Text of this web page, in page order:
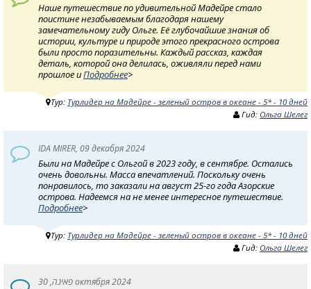
Наше путешествие по удивительной Мадейре стало
поистине незабываемым благодаря нашему
замечательному гиду Ольге. Её глубочайшие знания об
истории, культуре и природе этого прекрасного острова
были просто поразительны. Каждый рассказ, каждая
деталь, которой она делилась, оживляли перед нами
прошлое иПодробнее>
Тур: Турлидер на Мадейре - зеленый остров в океане - 5* - 10 дней
Гид: Ольга Шелег
IDA MIRER, 09 декабря 2024
Были на Мадейре с Ольгой в 2023 году, в сентябре. Остались
очень довольны. Масса впечатлений. Поскольку очень
понравилось, то заказали на август 25-го года Азорские
острова. Надеемся на не менее интересное путешествие.
Подробнее>
Тур: Турлидер на Мадейре - зеленый остров в океане - 5* - 10 дней
Гид: Ольга Шелег
פאינה, 30 октября 2024